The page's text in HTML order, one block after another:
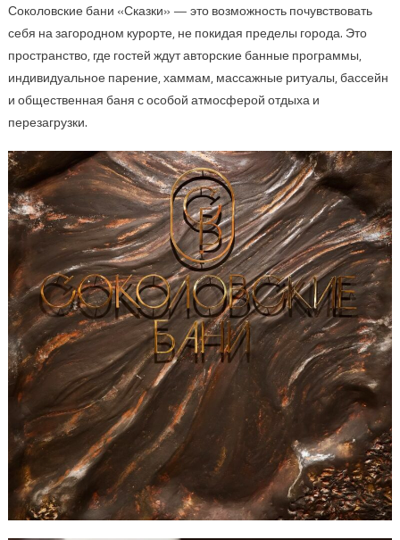
Соколовские бани «Сказки» — это возможность почувствовать
себя на загородном курорте, не покидая пределы города. Это
пространство, где гостей ждут авторские банные программы,
индивидуальное парение, хаммам, массажные ритуалы, бассейн
и общественная баня с особой атмосферой отдыха и
перезагрузки.